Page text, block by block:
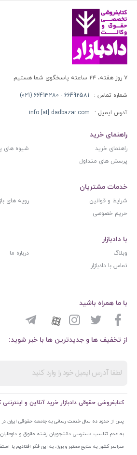
۷ روز هفته، ۲۴ ساعته پاسخگوی شما هستیم
شماره تماس : 66492581 - 66413280 (021)
آدرس ایمیل : info [at] dadbazar.com
راهنمای خرید
راهنمای خرید
شیوه های
پرسش های متداول
خدمات مشتریان
شرایط و قوانین
رویه های
حریم خصوصی
با دادبازار
وبلاگ
درباره ما
تماس با دادبازار
از تخفیف ها و جدیدترین ها با خبر شوید:
با ما همراه باشید
کتابفروشی حقوقی دادبازار خرید آنلاین و
پس از حدود ده سال خدمت رسانی به جامعه حقوقی ایران در
به عدم تناسب دسترسی دانشجویان رشته حقوق و
سراسر کشور به منابع معتبر و بروز، به این فکر افتادیم با